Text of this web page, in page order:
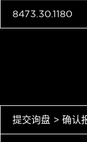
8473.30.1180
提交询盘 > 确认